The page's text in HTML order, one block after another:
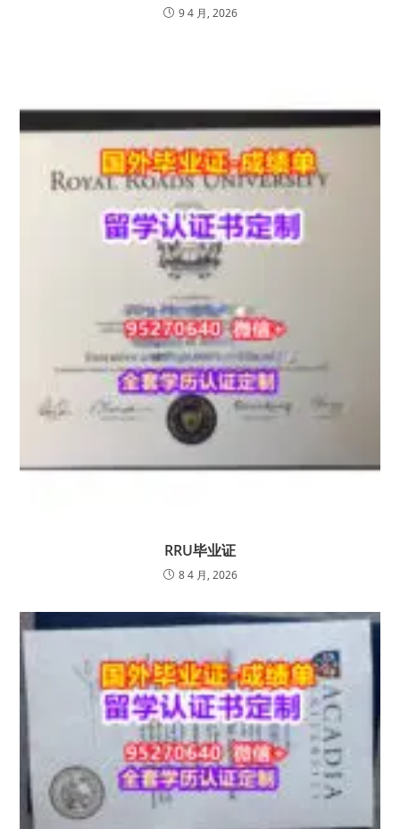
9 4 月, 2026
RRU毕业证
8 4 月, 2026